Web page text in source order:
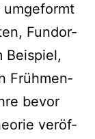
umge­formt
Fund­or­
Bei­spiel,
Früh­men­
bevor
ver­öf­